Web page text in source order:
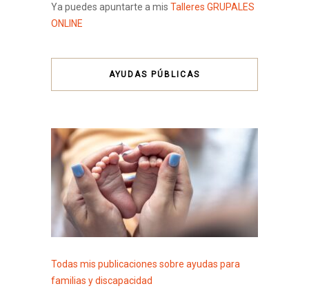
Ya puedes apuntarte a mis Talleres GRUPALES
ONLINE
AYUDAS PÚBLICAS
Todas mis publicaciones sobre ayudas para
familias y discapacidad